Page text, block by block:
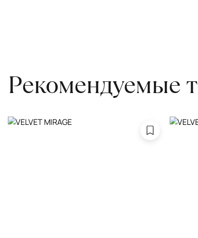
Рекомендуемые